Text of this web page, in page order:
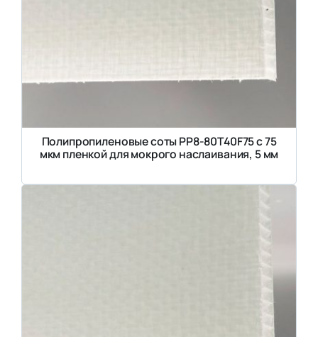
Полипропиленовые соты PP8-80T40F75 с 75
мкм пленкой для мокрого наслаивания, 5 мм